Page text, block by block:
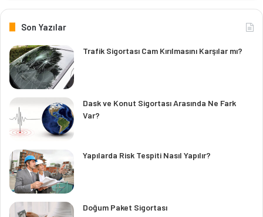
Son Yazılar
Trafik Sigortası Cam Kırılmasını Karşılar mı?
Dask ve Konut Sigortası Arasında Ne Fark
Var?
Yapılarda Risk Tespiti Nasıl Yapılır?
Doğum Paket Sigortası